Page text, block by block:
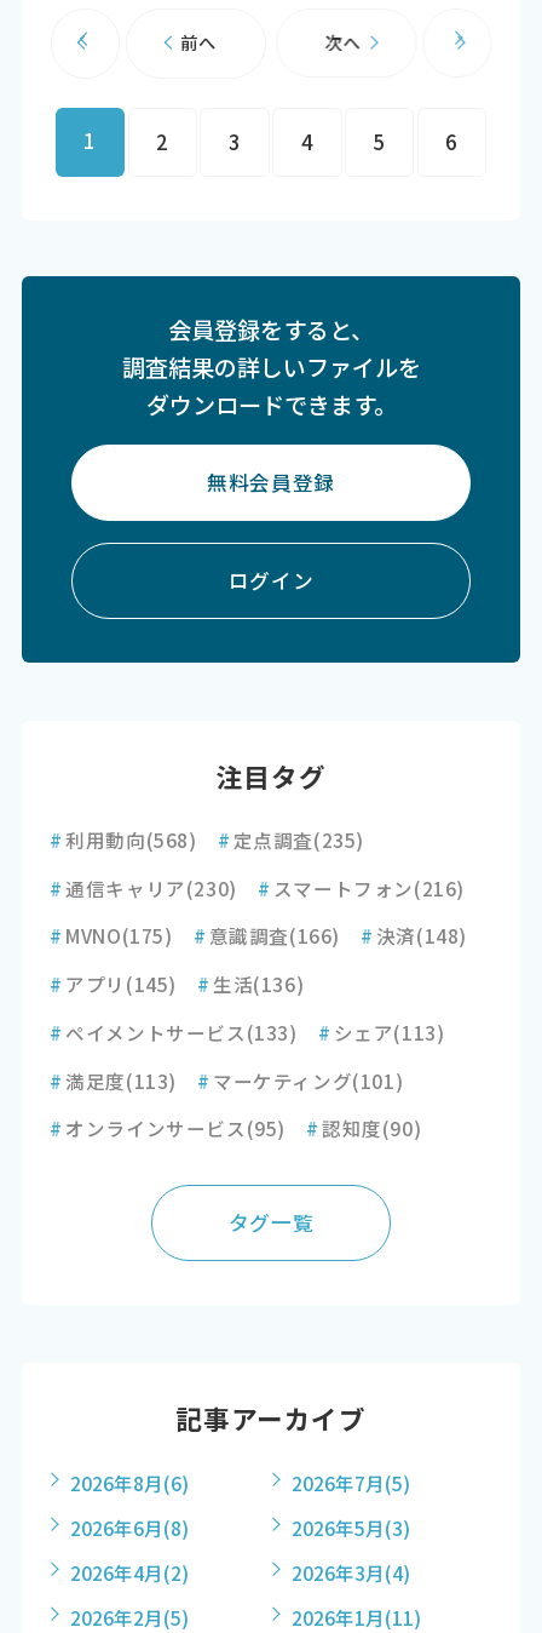
前へ
1 2 3 4 5 6
次へ
会員登録をすると、
調査結果の詳しいファイルを
ダウンロードできます。
無料会員登録
ログイン
注目タグ
#利用動向(568) # 定点調査(235)
#通信キャリア(230) # スマートフォン(216)
# MVNO(175) # 意識調査(166) # 決済(148)
# アプリ (145) # 生活(136)
# ペイメントサービス(133) # シェア(113)
#満足度(113) # マーケティング(101)
# オンラインサービス(95) #認知度(90)
タグ一覧
記事アーカイブ
2026年8月(6) 2026年7月(5)
2026年6月(8) 2026年5月(3)
2026年4月(2) 2026年3月(4)
2026年2月(5) 2026年1月(11)